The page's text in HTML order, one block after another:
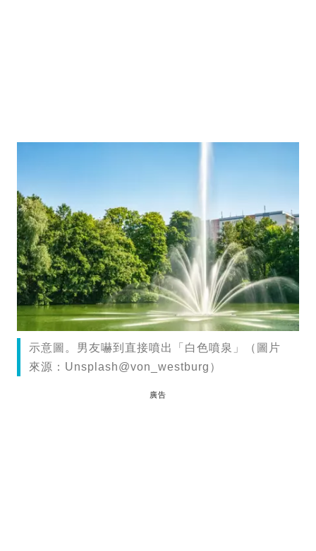
示意圖。男友嚇到直接噴出「白色噴泉」（圖片
來源：Unsplash@von_westburg）
廣告